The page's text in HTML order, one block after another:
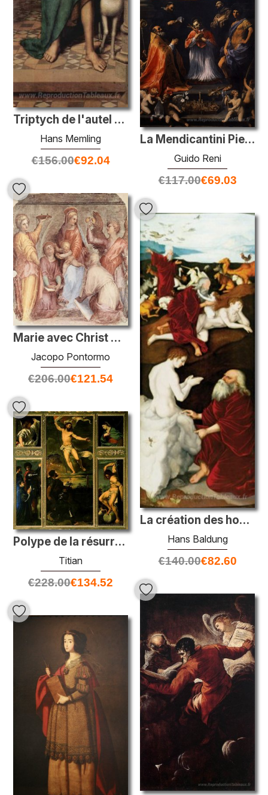
Triptych de l'autel de la cathédrale de Lübeck (détail)
Hans Memling
€156.00€92.04
La Mendicantini Pieta
Guido Reni
€117.00€69.03
Marie avec Christ Child and Saints
Jacopo Pontormo
€206.00€121.54
La création des hommes et des animaux
Hans Baldung
€140.00€82.60
Polype de la résurrection
Titian
€228.00€134.52